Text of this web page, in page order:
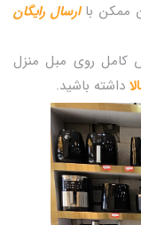
ممکن با ارسال رایگان
کامل روی مبل منزل
داشته باشید.